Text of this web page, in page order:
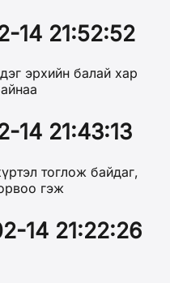
14 21:52:52
эрхийн балай хар
14 21:43:13
тоглож байдаг,
гэж
14 21:22:26